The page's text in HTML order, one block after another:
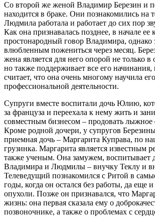
Со второй же женой Владимир Березин и
находится в браке. Они познакомились на
Людмила работала и работает до сих пор
Как она признавалась позднее, в начале ее
простонародный говор Владимира, однако
влюбленным пожениться через месяц.
жена является для него опорой не только
но также поддерживает все его начинания,
считает, что она очень многому научила
профессиональной деятельности.
Супруги вместе воспитали дочь Юлию,
за француза и переехала к нему жить и
совместным бизнесом – продовать лыжное
Кроме родной дочери, у супругов
приемная дочь – Маргарита Куправа, по
грузинка. Маргарита является известным
также ученым. Она замужем, воспитывает
Владимира и Людмилы – внучку Теклу и
Телеведущий познакомился с Ритой в
годы, когда он остался без работы, да еще
опухоли. Позже он признавался, что
жизнь: она первая сказала ему о
позвоночнике, а также о проблемах с